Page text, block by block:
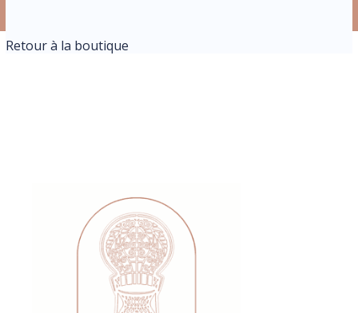
Retour à la boutique